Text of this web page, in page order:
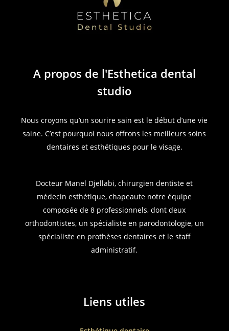
A propos de l'Esthetica dental
studio
Nous croyons qu’un sourire sain est le début d’une vie
saine. C’est pourquoi nous offrons les meilleurs soins
dentaires et esthétiques pour le visage.
Docteur Manel Djellabi, chirurgien dentiste et
médecin esthétique, chapeaute notre équipe
composée de 8 professionnels, dont deux
orthodontistes, un spécialiste en parodontologie, un
spécialiste en prothèses dentaires et le staff
administratif.
Liens utiles